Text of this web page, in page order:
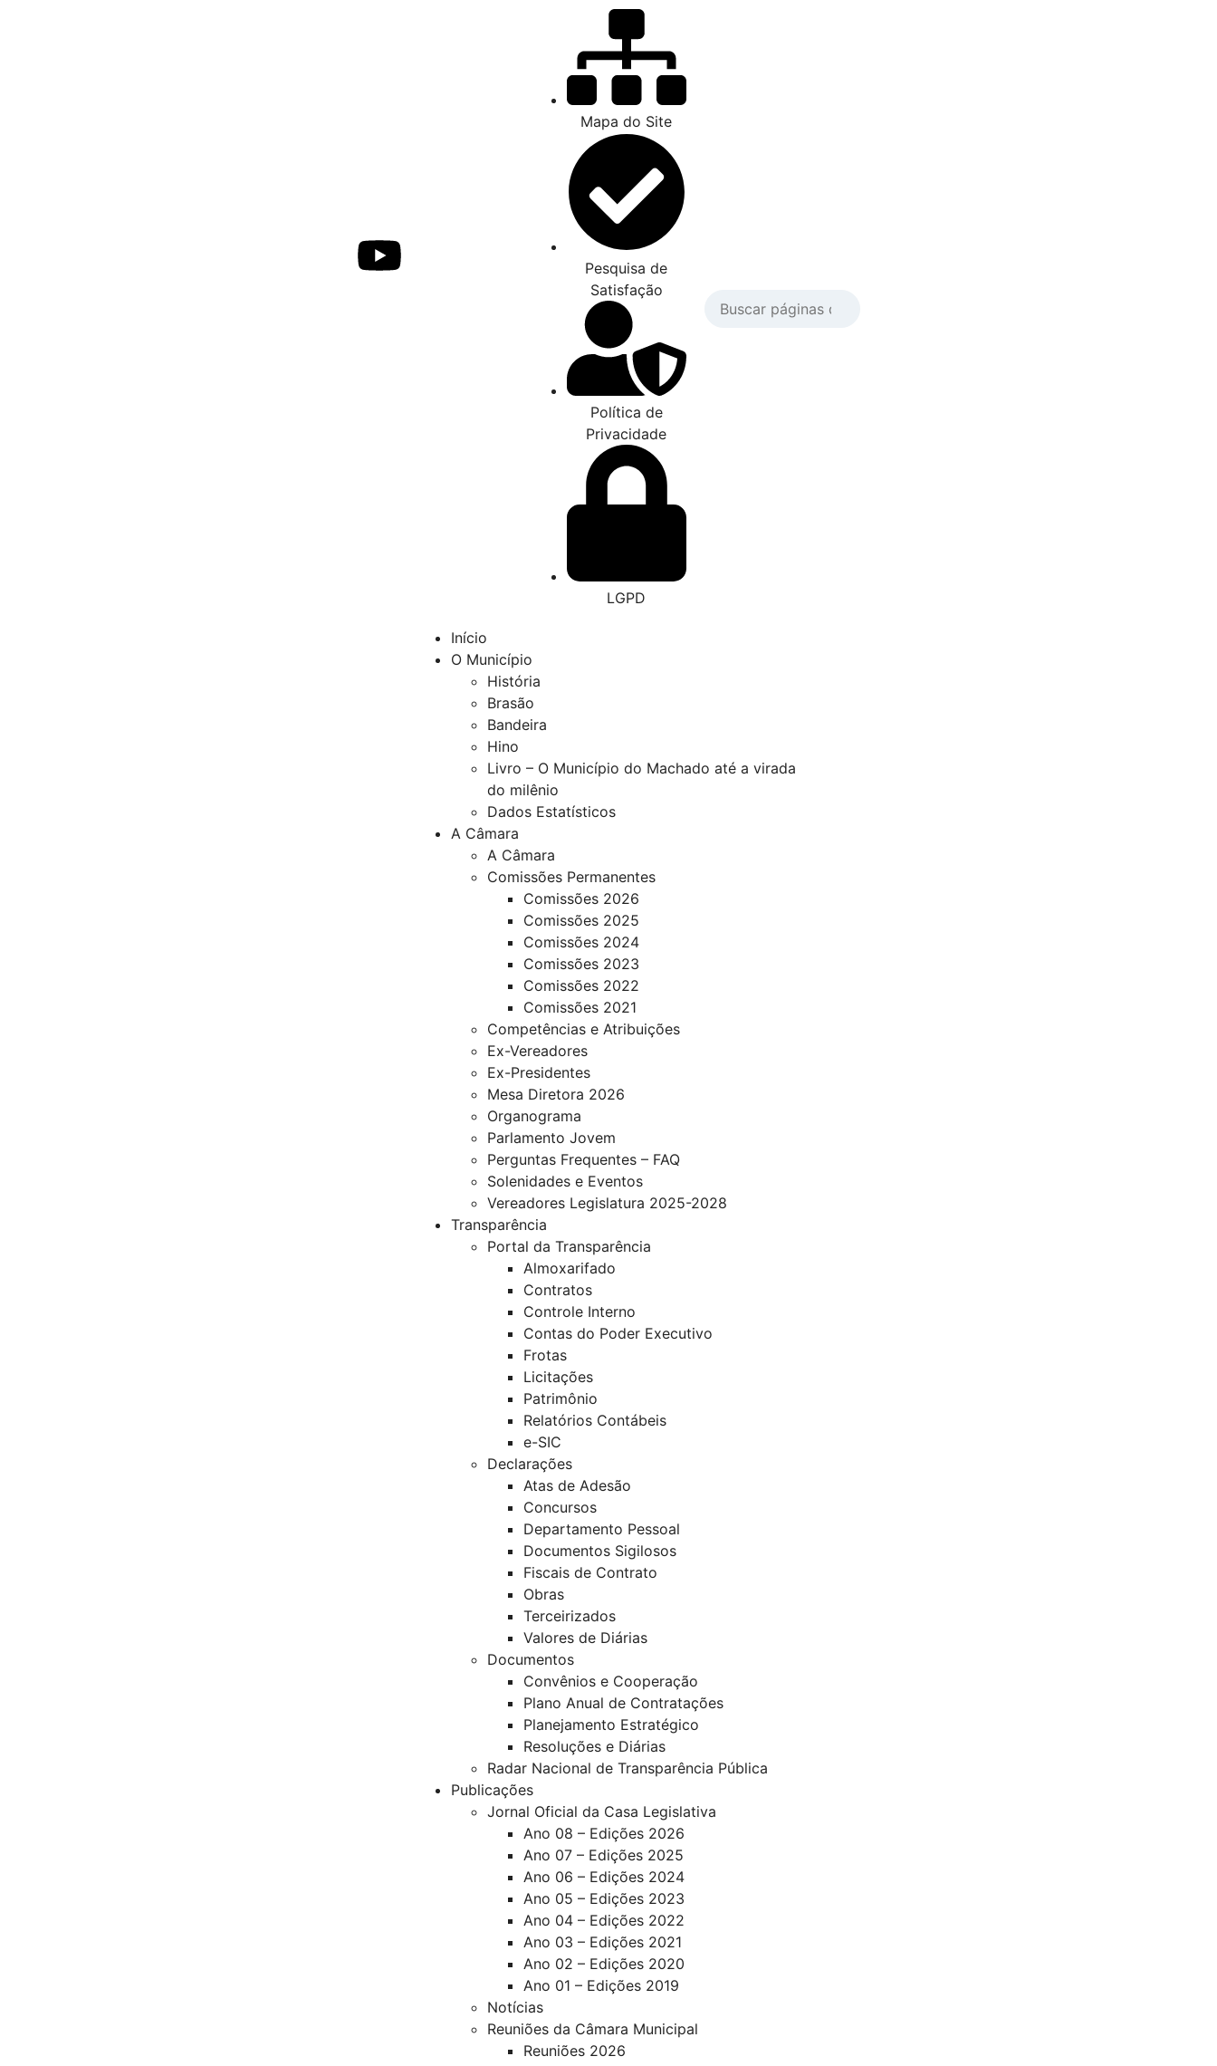
Mapa do Site
Pesquisa de
Satisfação
Política de
Privacidade
LGPD
Início
O Município
História
Brasão
Bandeira
Hino
Livro – O Município do Machado até a virada
do milênio
Dados Estatísticos
A Câmara
A Câmara
Comissões Permanentes
Comissões 2026
Comissões 2025
Comissões 2024
Comissões 2023
Comissões 2022
Comissões 2021
Competências e Atribuições
Ex-Vereadores
Ex-Presidentes
Mesa Diretora 2026
Organograma
Parlamento Jovem
Perguntas Frequentes – FAQ
Solenidades e Eventos
Vereadores Legislatura 2025-2028
Transparência
Portal da Transparência
Almoxarifado
Contratos
Controle Interno
Contas do Poder Executivo
Frotas
Licitações
Patrimônio
Relatórios Contábeis
e-SIC
Declarações
Atas de Adesão
Concursos
Departamento Pessoal
Documentos Sigilosos
Fiscais de Contrato
Obras
Terceirizados
Valores de Diárias
Documentos
Convênios e Cooperação
Plano Anual de Contratações
Planejamento Estratégico
Resoluções e Diárias
Radar Nacional de Transparência Pública
Publicações
Jornal Oficial da Casa Legislativa
Ano 08 – Edições 2026
Ano 07 – Edições 2025
Ano 06 – Edições 2024
Ano 05 – Edições 2023
Ano 04 – Edições 2022
Ano 03 – Edições 2021
Ano 02 – Edições 2020
Ano 01 – Edições 2019
Notícias
Reuniões da Câmara Municipal
Reuniões 2026